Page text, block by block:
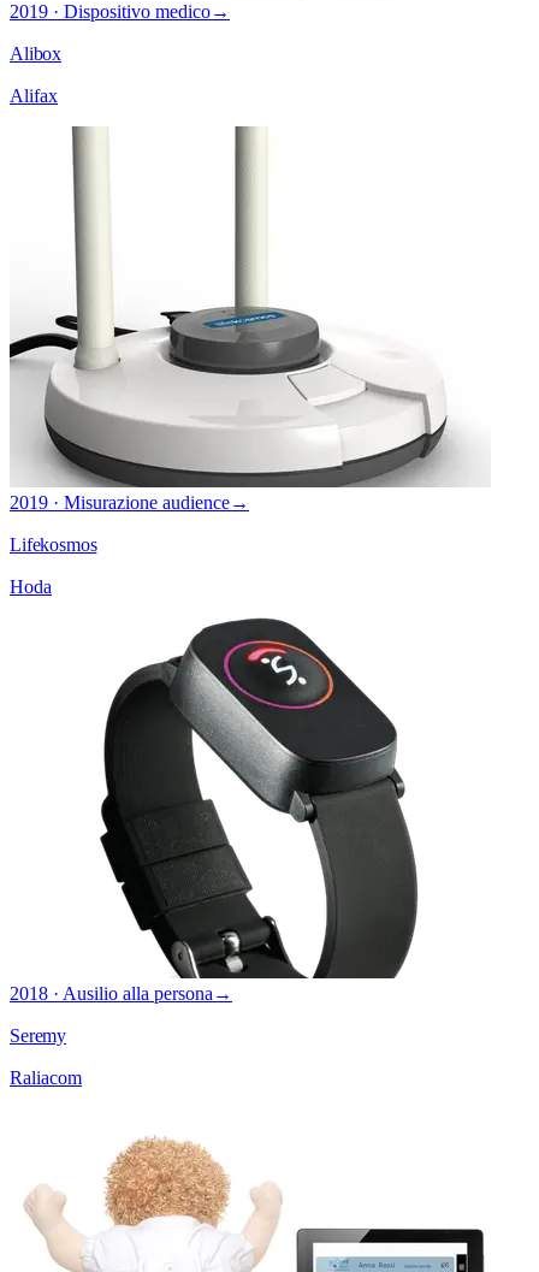
2019 · Dispositivo medico→
Alibox
Alifax
2019 · Misurazione audience→
Lifekosmos
Hoda
2018 · Ausilio alla persona →
Seremy
Raliacom